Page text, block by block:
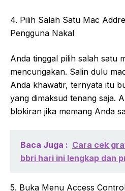
4. Pilih Salah Satu Mac
Pengguna Nakal
Anda tinggal pilih salah satu
mencurigakan. Salin dulu
Anda khawatir, ternyata itu
yang dimaksud tenang saja.
blokiran jika memang Anda
Baca Juga : Cara cek
bbri hari ini lengkap dan
5. Buka Menu Access